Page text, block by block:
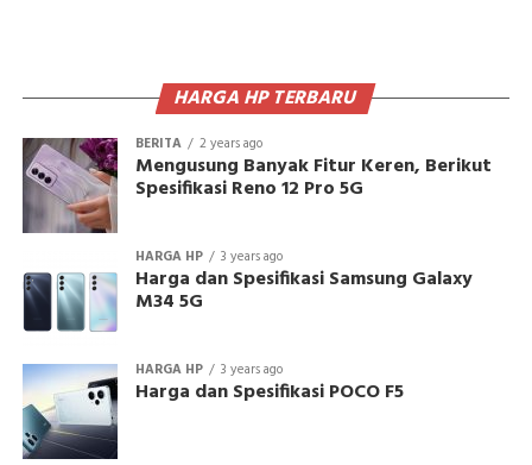
HARGA HP TERBARU
BERITA 2 years ago
Mengusung Banyak Fitur Keren, Berikut
Spesifikasi Reno 12 Pro 5G
HARGA HP 3 years ago
Harga dan Spesifikasi Samsung Galaxy
M34 5G
HARGA HP 3 years ago
Harga dan Spesifikasi POCO F5